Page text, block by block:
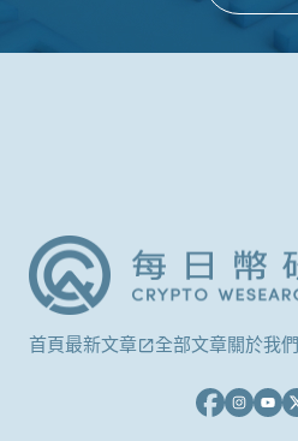
首頁最新文章 全部文章關於我們